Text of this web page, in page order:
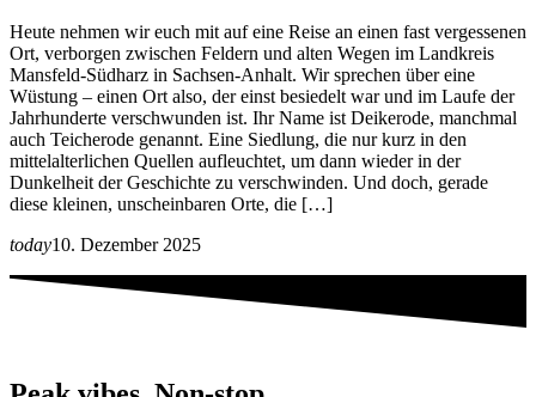
Heute nehmen wir euch mit auf eine Reise an einen fast vergessenen
Ort, verborgen zwischen Feldern und alten Wegen im Landkreis
Mansfeld-Südharz in Sachsen-Anhalt. Wir sprechen über eine
Wüstung – einen Ort also, der einst besiedelt war und im Laufe der
Jahrhunderte verschwunden ist. Ihr Name ist Deikerode, manchmal
auch Teicherode genannt. Eine Siedlung, die nur kurz in den
mittelalterlichen Quellen aufleuchtet, um dann wieder in der
Dunkelheit der Geschichte zu verschwinden. Und doch, gerade
diese kleinen, unscheinbaren Orte, die […]
today10. Dezember 2025